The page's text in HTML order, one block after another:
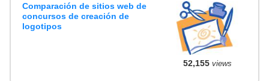
Comparación de sitios web de
concursos de creación de
logotipos
52,155views